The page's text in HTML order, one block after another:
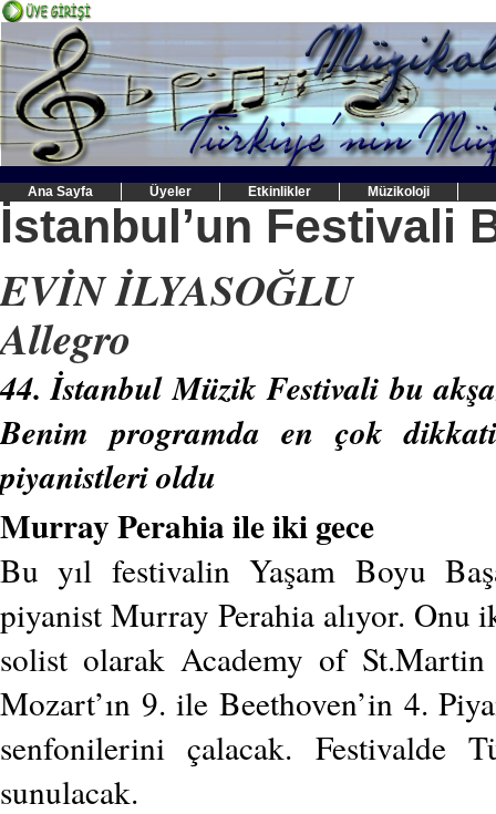
Ana Sayfa Üyeler Etkinlikler Müzikoloji
İstanbul’un Festivali
EVİN İLYASOĞLU
Allegro
44. İstanbul Müzik Festivali bu
Benim programda en çok
piyanistleri oldu
Murray Perahia ile iki gece
Bu yıl festivalin Yaşam Boyu
piyanist Murray Perahia alıyor. Onu
solist olarak Academy of
Mozart’ın 9. ile Beethoven’in 4.
senfonilerini çalacak. Festivalde
sunulacak.